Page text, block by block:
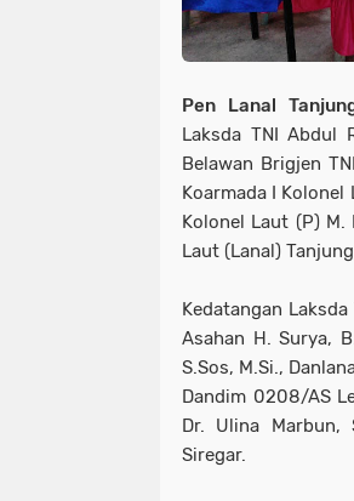
Pen Lanal
Laksda TNI Abdul
Belawan Brigjen
Koarmada I
Kolonel Laut (P)
Laut (Lanal)
Kedatangan
Asahan H. Surya,
S.Sos, M.Si.,
Dandim 0208/AS
Dr. Ulina Marbun,
Siregar.